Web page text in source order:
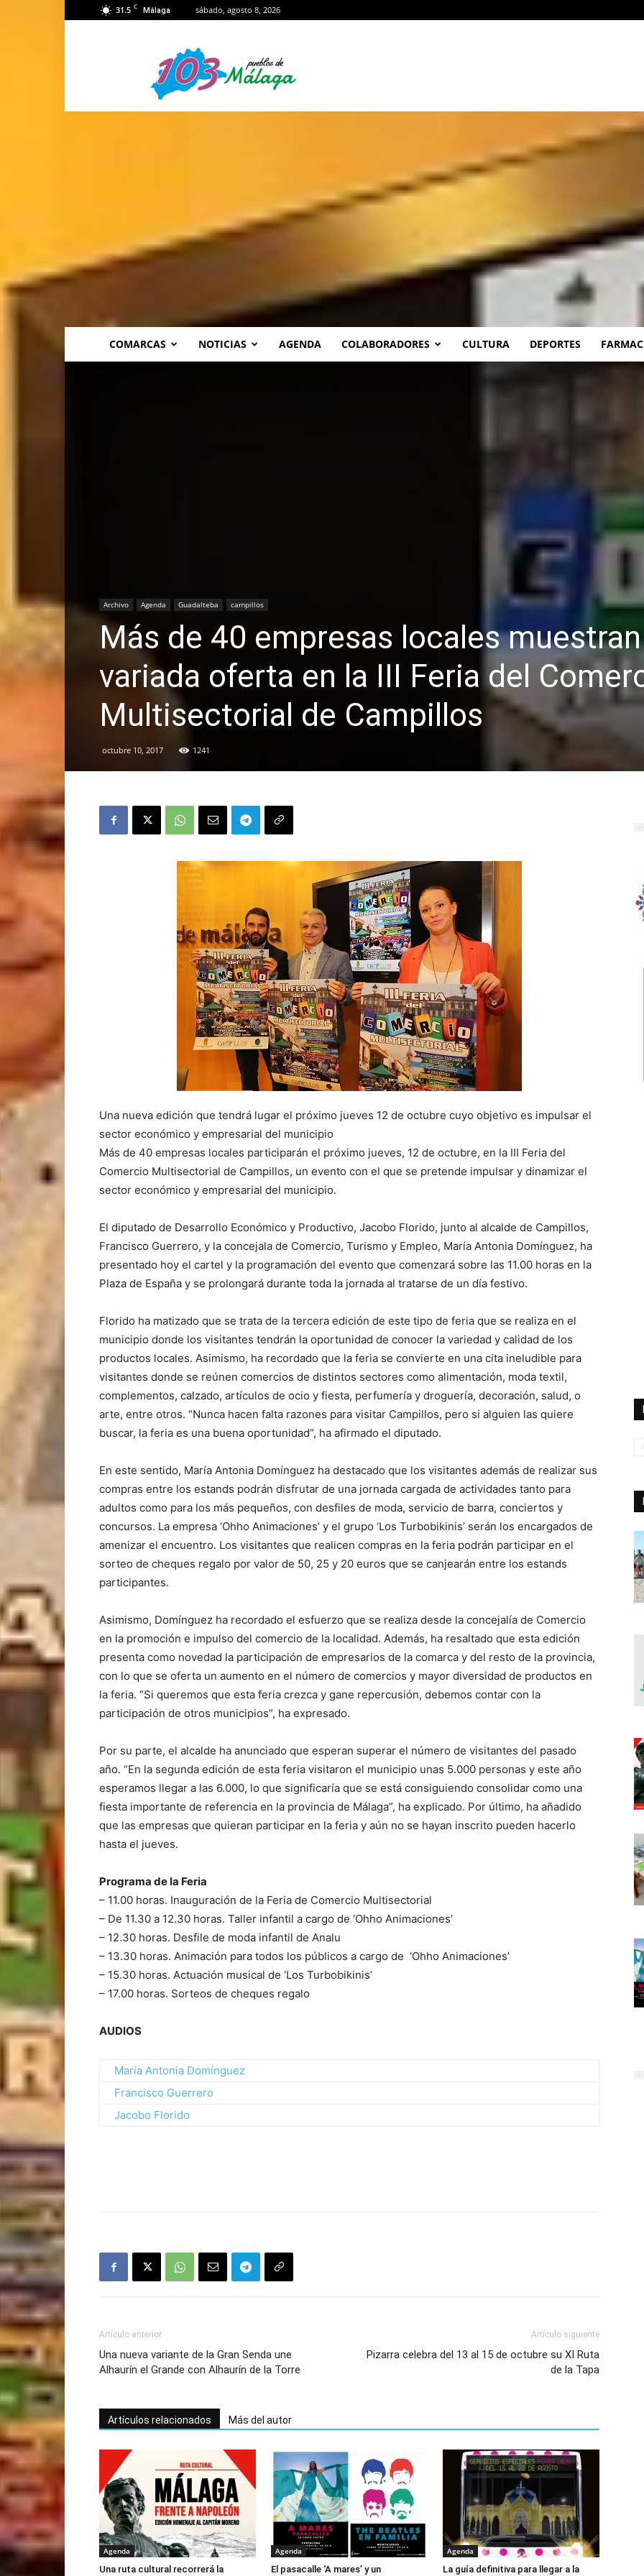
31.5 C Málaga sábado, agosto 8, 2026
Málaga
COMARCAS NOTICIAS AGENDA COLABORADORES CULTURA DEPORTES
Archivo Agenda Guadalteba campillos
Más de 40 empresas locales
variada oferta en la III Feria del
Multisectorial de Campillos
octubre 10, 2017 1241
Una nueva edición que tendrá lugar el próximo jueves 12 de octubre cuyo objetivo es impulsar el
sector económico y empresarial del municipio
Más de 40 empresas locales participarán el próximo jueves, 12 de octubre, en la III Feria del
Comercio Multisectorial de Campillos, un evento con el que se pretende impulsar y dinamizar el
sector económico y empresarial del municipio.
El diputado de Desarrollo Económico y Productivo, Jacobo Florido, junto al alcalde de Campillos,
Francisco Guerrero, y la concejala de Comercio, Turismo y Empleo, María Antonia Domínguez, ha
presentado hoy el cartel y la programación del evento que comenzará sobre las 11.00 horas en la
Plaza de España y se prolongará durante toda la jornada al tratarse de un día festivo.
Florido ha matizado que se trata de la tercera edición de este tipo de feria que se realiza en el
municipio donde los visitantes tendrán la oportunidad de conocer la variedad y calidad de los
productos locales. Asimismo, ha recordado que la feria se convierte en una cita ineludible para
visitantes donde se reúnen comercios de distintos sectores como alimentación, moda textil,
complementos, calzado, artículos de ocio y fiesta, perfumería y droguería, decoración, salud, o
arte, entre otros. “Nunca hacen falta razones para visitar Campillos, pero si alguien las quiere
buscar, la feria es una buena oportunidad”, ha afirmado el diputado.
En este sentido, María Antonia Domínguez ha destacado que los visitantes además de realizar sus
compras entre los estands podrán disfrutar de una jornada cargada de actividades tanto para
adultos como para los más pequeños, con desfiles de moda, servicio de barra, conciertos y
concursos. La empresa ‘Ohho Animaciones’ y el grupo ‘Los Turbobikinis’ serán los encargados de
amenizar el encuentro. Los visitantes que realicen compras en la feria podrán participar en el
sorteo de cheques regalo por valor de 50, 25 y 20 euros que se canjearán entre los estands
participantes.
Asimismo, Domínguez ha recordado el esfuerzo que se realiza desde la concejalía de Comercio
en la promoción e impulso del comercio de la localidad. Además, ha resaltado que esta edición
presenta como novedad la participación de empresarios de la comarca y del resto de la provincia,
con lo que se oferta un aumento en el número de comercios y mayor diversidad de productos en
la feria. “Si queremos que esta feria crezca y gane repercusión, debemos contar con la
participación de otros municipios”, ha expresado.
Por su parte, el alcalde ha anunciado que esperan superar el número de visitantes del pasado
año. “En la segunda edición de esta feria visitaron el municipio unas 5.000 personas y este año
esperamos llegar a las 6.000, lo que significaría que se está consiguiendo consolidar como una
fiesta importante de referencia en la provincia de Málaga”, ha explicado. Por último, ha añadido
que las empresas que quieran participar en la feria y aún no se hayan inscrito pueden hacerlo
hasta el jueves.
Programa de la Feria
– 11.00 horas. Inauguración de la Feria de Comercio Multisectorial
– De 11.30 a 12.30 horas. Taller infantil a cargo de ‘Ohho Animaciones’
– 12.30 horas. Desfile de moda infantil de Analu
– 13.30 horas. Animación para todos los públicos a cargo de ‘Ohho Animaciones’
– 15.30 horas. Actuación musical de ‘Los Turbobikinis’
– 17.00 horas. Sorteos de cheques regalo
AUDIOS
María Antonia Domínguez
Francisco Guerrero
Jacobo Florido
Artículo anterior
Una nueva variante de la Gran Senda une
Alhaurín el Grande con Alhaurín de la Torre
Artículo siguiente
Pizarra celebra del 13 al 15 de octubre su XI Ruta
de la Tapa
Artículos relacionados Más del autor
Agenda
Una ruta cultural recorrerá la
Agenda
El pasacalle ‘A mares’ y un
Agenda
La guía definitiva para llegar a la